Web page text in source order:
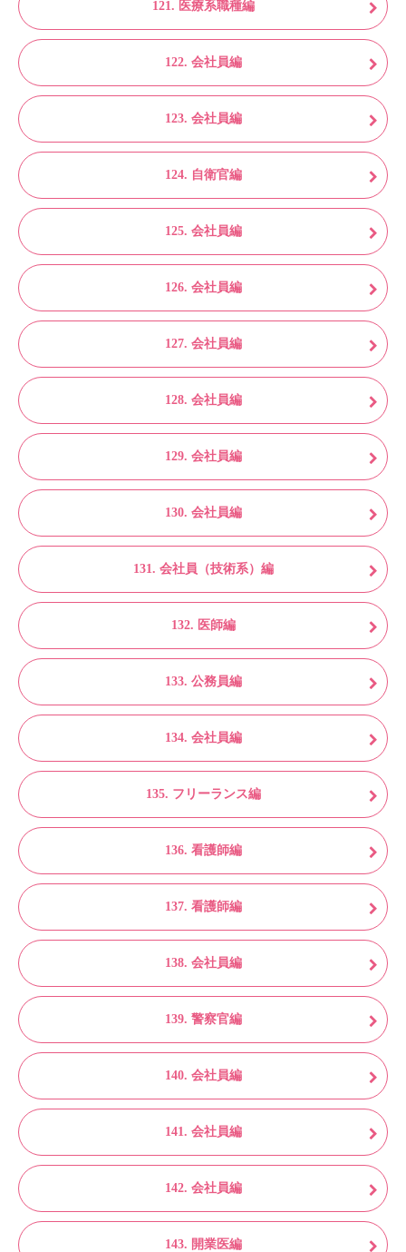
121. 医療系職種編
122. 会社員編
123. 会社員編
124. 自衛官編
125. 会社員編
126. 会社員編
127. 会社員編
128. 会社員編
129. 会社員編
130. 会社員編
131. 会社員（技術系）編
132. 医師編
133. 公務員編
134. 会社員編
135. フリーランス編
136. 看護師編
137. 看護師編
138. 会社員編
139. 警察官編
140. 会社員編
141. 会社員編
142. 会社員編
143. 開業医編